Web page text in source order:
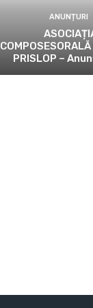
ANUNȚURI
PRISLOP –